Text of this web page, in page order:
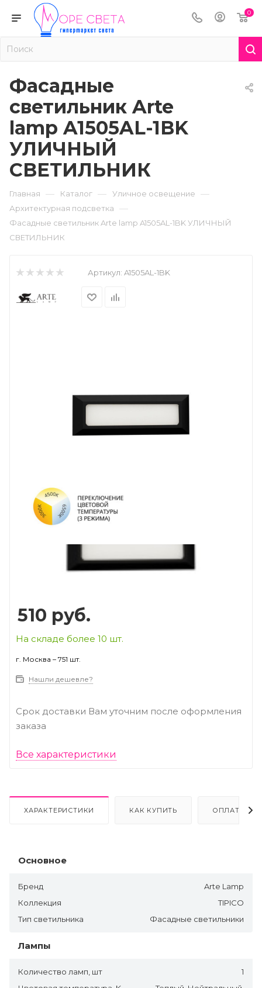
0
Фасадные
светильник Arte
lamp A1505AL-1BK
УЛИЧНЫЙ
СВЕТИЛЬНИК
Главная — Каталог — Уличное освещение —
Архитектурная подсветка —
Фасадные светильник Arte lamp A1505AL-1BK УЛИЧНЫЙ
СВЕТИЛЬНИК
Артикул: A1505AL-1BK
510 руб.
На складе более 10 шт.
г. Москва – 751 шт.
Нашли дешевле?
Срок доставки Вам уточним после оформления
заказа
Все характеристики
ХАРАКТЕРИСТИКИ КАК КУПИТЬ ОПЛАТА
Основное
Бренд
Arte Lamp
Коллекция
TIPICO
Тип светильника
Фасадные светильники
Лампы
Количество ламп, шт
1